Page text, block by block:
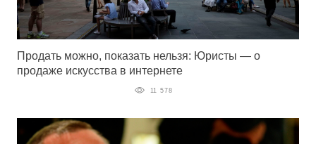
Продать можно, показать нельзя: Юристы — о
продаже искусства в интернете
11 578